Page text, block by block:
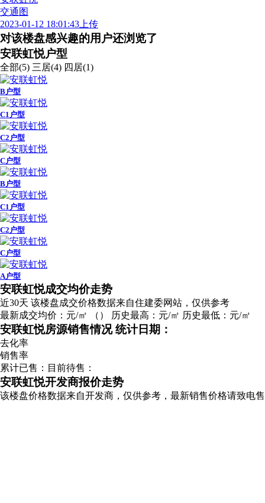
交通图
2023-01-12 18:01:43上传
对该楼盘感兴趣的用户还浏览了
安联虹悦户型
全部(5) 三居(4) 四居(1)
B户型
C1户型
C2户型
C户型
B户型
C1户型
C2户型
C户型
A户型
安联虹悦成交均价走势
近30天 该楼盘成交价格数据来自住建委网站，仅供参考
最新成交均价： 元/㎡ （ ） 历史最高： 元/㎡ 历史最低： 元/㎡
安联虹悦房源销售情况统计日期：
去化率
销售率
累计已售： 目前待售：
安联虹悦开发商报价走势
该楼盘价格数据来自开发商，仅供参考，最新销售价格请致电